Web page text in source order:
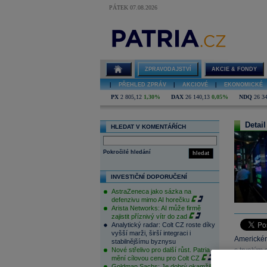
PÁTEK 07.08.2026
ZPRAVODAJSTVÍ AKCIE & FONDY
PŘEHLED ZPRÁV AKCIOVÉ EKONOMICKÉ
PX 2 805,12 1,30% DAX 26 140,13 0,05% NDQ 26
HLEDAT V KOMENTÁŘÍCH
hledat
Pokročilé hledání
INVESTIČNÍ DOPORUČENÍ
AstraZeneca jako sázka na
defenzivu mimo AI horečku
Arista Networks: AI může firmě
zajistit příznivý vítr do zad
Analytický radar: Colt CZ roste díky
vyšší marži, širší integraci i
stabilnějšímu byznysu
Nové střelivo pro další růst. Patria
mění cílovou cenu pro Colt CZ
s trvalým